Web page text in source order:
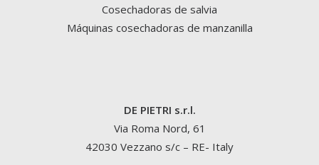
Cosechadoras de salvia
Máquinas cosechadoras de manzanilla
DE PIETRI s.r.l.
Via Roma Nord, 61
42030 Vezzano s/c – RE- Italy